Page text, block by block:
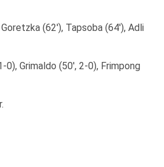
(62′), Tapsoba (64′), Adli
0), Grimaldo (50′, 2-0), Frimpong